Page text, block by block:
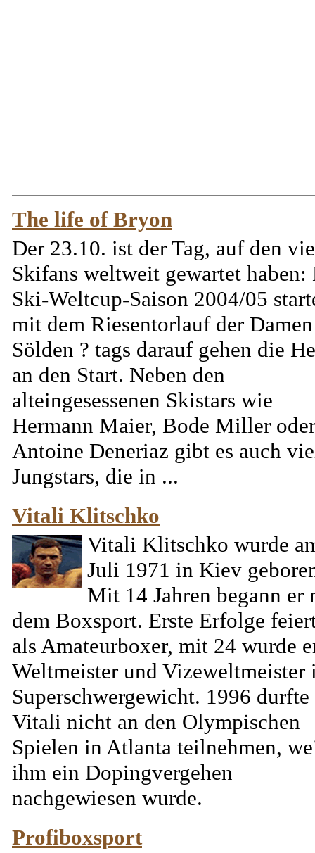
The life of Bryon
Der 23.10. ist der Tag, auf den
Skifans weltweit gewartet haben:
Ski-Weltcup-Saison 2004/05
mit dem Riesentorlauf der
Sölden ? tags darauf gehen die
an den Start. Neben den
alteingesessenen Skistars wie
Hermann Maier, Bode Miller oder
Antoine Deneriaz gibt es auch
Jungstars, die in ...
Vitali Klitschko
Vitali Klitschko wurde
Juli 1971 in Kiev
Mit 14 Jahren begann er
dem Boxsport. Erste Erfolge
als Amateurboxer, mit 24 wurde
Weltmeister und Vizeweltmeister
Superschwergewicht. 1996 durfte
Vitali nicht an den Olympischen
Spielen in Atlanta teilnehmen,
ihm ein Dopingvergehen
nachgewiesen wurde.
Profiboxsport